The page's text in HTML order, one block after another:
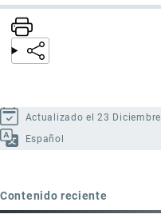
Actualizado el 23
Español
Contenido reciente